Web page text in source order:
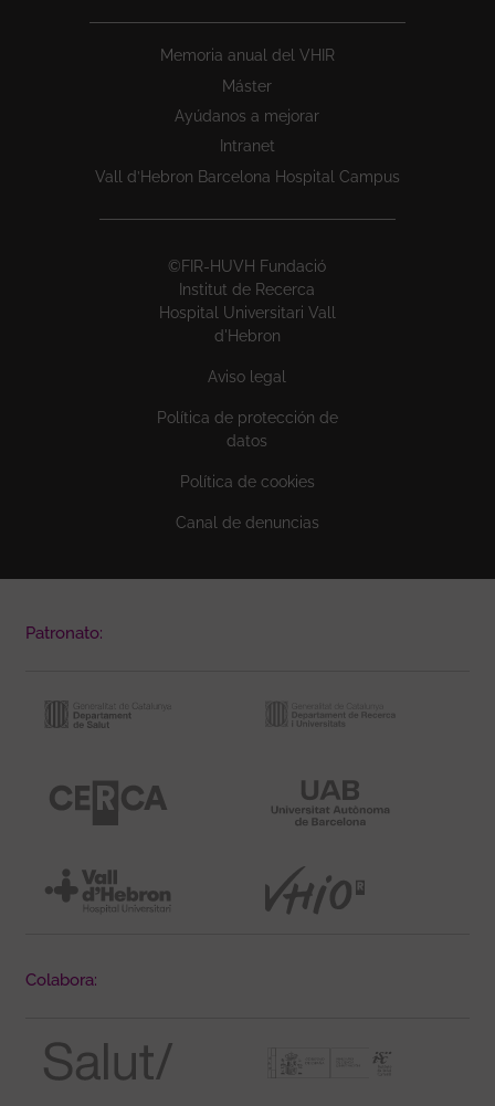
Memoria anual del VHIR
Máster
Ayúdanos a mejorar
Intranet
Vall d’Hebron Barcelona Hospital Campus
©FIR-HUVH Fundació
Institut de Recerca
Hospital Universitari Vall
d'Hebron
Aviso legal
Política de protección de
datos
Política de cookies
Canal de denuncias
Patronato:
Colabora: